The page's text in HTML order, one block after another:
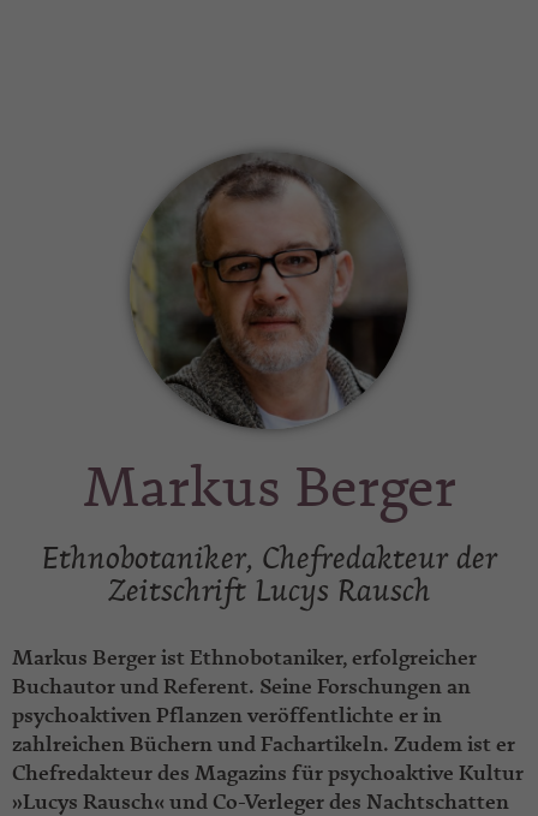
Markus Berger
Ethnobotaniker, Chefredakteur der
Zeitschrift Lucys Rausch
Markus Berger ist Ethnobotaniker, erfolgreicher
Buchautor und Referent. Seine Forschungen an
psychoaktiven Pflanzen veröffentlichte er in
zahlreichen Büchern und Fachartikeln. Zudem ist er
Chefredakteur des Magazins für psychoaktive Kultur
»Lucys Rausch« und Co-Verleger des Nachtschatten